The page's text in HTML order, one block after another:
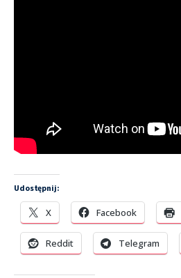
Udostępnij:
X Facebook
Reddit Telegram